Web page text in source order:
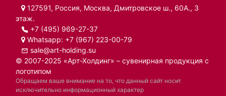
127591, Россия, Москва, Дмитровское ш., 60А., 3
этаж.
+7 (495) 969-27-37
Whatsapp: +7 (967) 223-00-79
sale@art-holding.su
© 2007-2025 «Арт-Холдинг» – сувенирная продукция с
логотипом
Обращаем ваше внимание на то, что данный сайт носит
исключительно информационный характер